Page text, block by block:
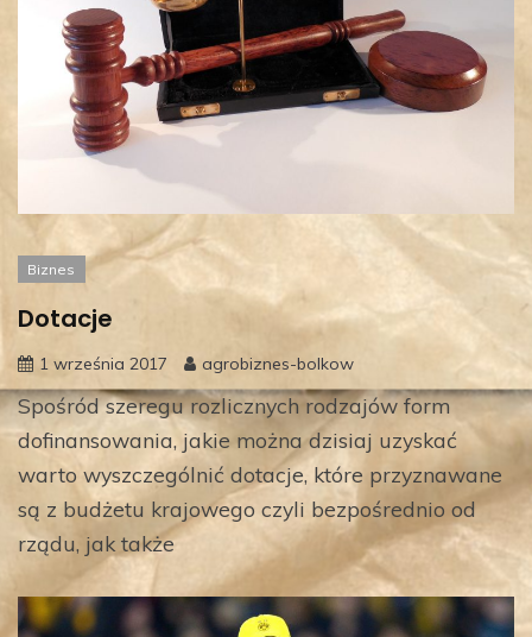
Biznes
Dotacje
1 września 2017 agrobiznes-bolkow
Spośród szeregu rozlicznych rodzajów form
dofinansowania, jakie można dzisiaj uzyskać
warto wyszczególnić dotacje, które przyznawane
są z budżetu krajowego czyli bezpośrednio od
rządu, jak także